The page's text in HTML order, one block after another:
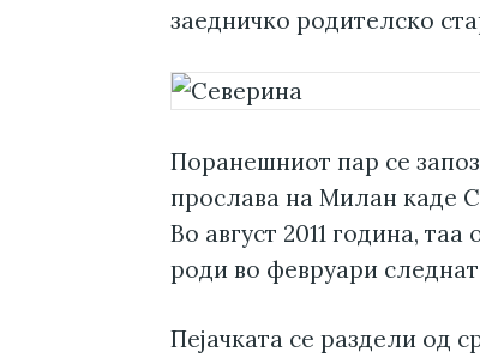
заедничко родителско
Поранешниот пар се
прослава на Милан каде
Во август 2011 година,
роди во февруари
Пејачката се раздели од